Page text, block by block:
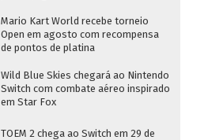
Mario Kart World recebe torneio
Open em agosto com recompensa
de pontos de platina
Wild Blue Skies chegará ao Nintendo
Switch com combate aéreo inspirado
em Star Fox
TOEM 2 chega ao Switch em 29 de